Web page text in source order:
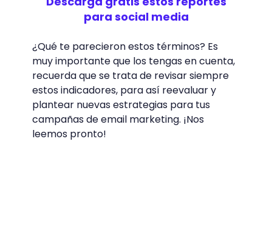
para social media
¿Qué te parecieron estos términos? Es
muy importante que los tengas en cuenta,
recuerda que se trata de revisar siempre
estos indicadores, para así reevaluar y
plantear nuevas estrategias para tus
campañas de email marketing. ¡Nos
leemos pronto!